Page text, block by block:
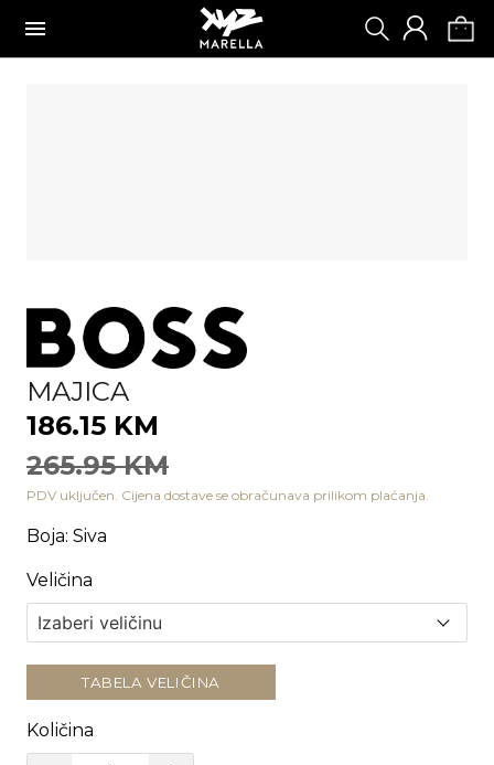
MAJICA
186.15 KM
265.95 KM
PDV uključen. Cijena dostave se obračunava prilikom plaćanja.
Boja: Siva
Veličina
TABELA VELIČINA
Količina